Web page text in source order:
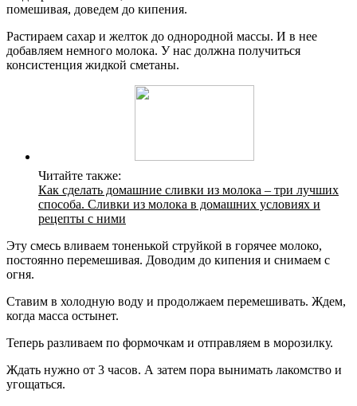
помешивая, доведем до кипения.
Растираем сахар и желток до однородной массы. И в нее
добавляем немного молока. У нас должна получиться
консистенция жидкой сметаны.
Читайте также:
Как сделать домашние сливки из молока – три лучших
способа. Сливки из молока в домашних условиях и
рецепты с ними
Эту смесь вливаем тоненькой струйкой в горячее молоко,
постоянно перемешивая. Доводим до кипения и снимаем с
огня.
Ставим в холодную воду и продолжаем перемешивать. Ждем,
когда масса остынет.
Теперь разливаем по формочкам и отправляем в морозилку.
Ждать нужно от 3 часов. А затем пора вынимать лакомство и
угощаться.